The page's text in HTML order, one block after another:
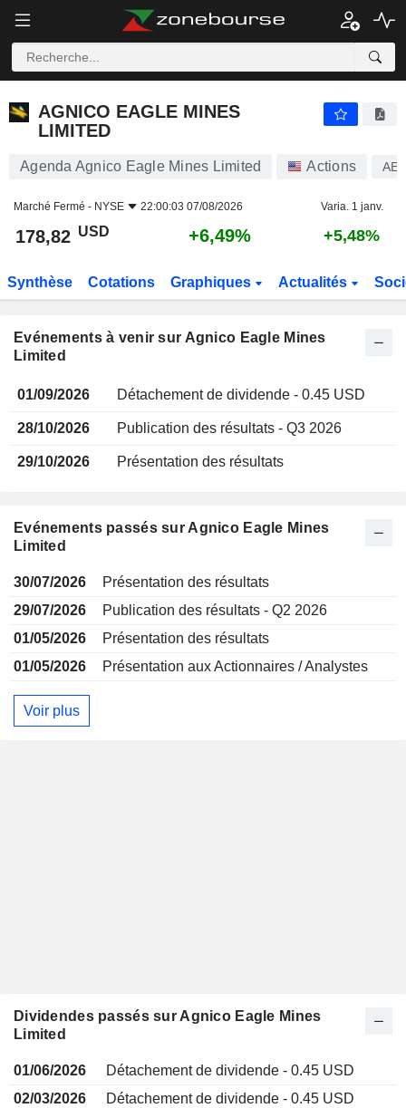
AGNICO EAGLE MINES LIMITED
AGNICO EAGLE MINES
LIMITED
Agenda Agnico Eagle Mines Limited Actions
Marché Fermé - NYSE 22:00:03 07/08/2026 Varia. 1 janv.
178,82 USD +6,49% +5,48%
Synthèse Cotations Graphiques Actualités
Evénements à venir sur Agnico Eagle Mines
Limited
01/09/2026 Détachement de dividende - 0.45 USD
28/10/2026 Publication des résultats - Q3 2026
29/10/2026 Présentation des résultats
Evénements passés sur Agnico Eagle Mines
Limited
30/07/2026
Présentation des résultats
29/07/2026
Publication des résultats - Q2 2026
01/05/2026
Présentation des résultats
01/05/2026
Présentation aux Actionnaires / Analystes
Voir plus
Dividendes passés sur Agnico Eagle Mines
Limited
01/06/2026
Détachement de dividende - 0.45 USD
02/03/2026
Détachement de dividende - 0.45 USD